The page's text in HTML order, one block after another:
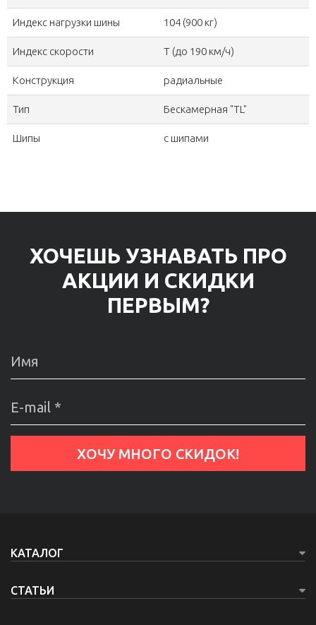
Индекс нагрузки шины 104 (900 кг)
Индекс скорости T (до 190 км/ч)
Конструкция радиальные
Тип Бескамерная "TL"
Шипы с шипами
ХОЧЕШЬ УЗНАВАТЬ ПРО
АКЦИИ И СКИДКИ
ПЕРВЫМ?
КАТАЛОГ
СТАТЬИ